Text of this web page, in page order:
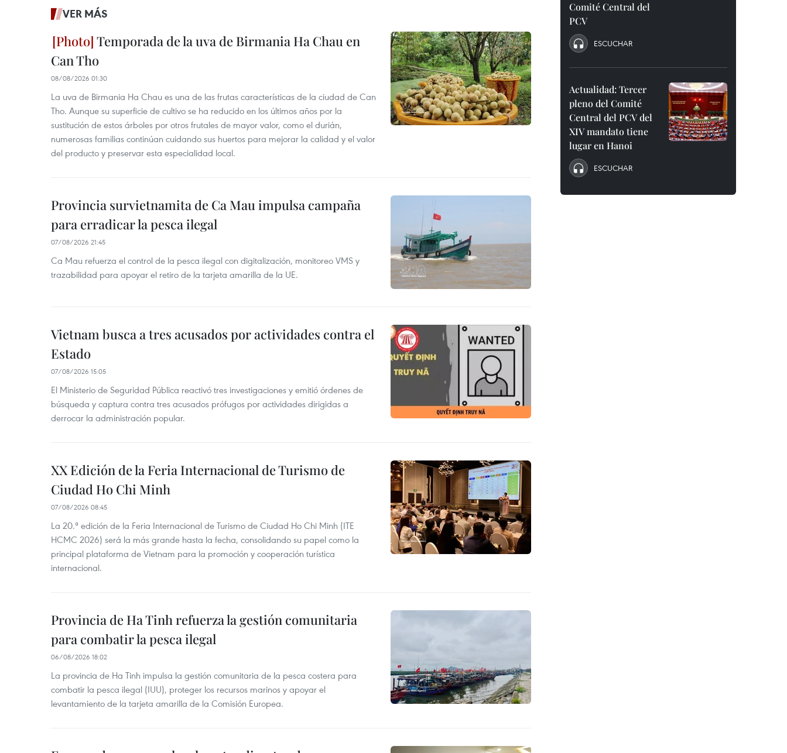
VER MÁS
Temporada de la uva de Birmania Ha Chau en
Can Tho
08/08/2026 01:30
La uva de Birmania Ha Chau es una de las frutas características de la ciudad de Can
Tho. Aunque su superficie de cultivo se ha reducido en los últimos años por la
sustitución de estos árboles por otros frutales de mayor valor, como el durián,
numerosas familias continúan cuidando sus huertos para mejorar la calidad y el valor
del producto y preservar esta especialidad local.
Provincia survietnamita de Ca Mau impulsa campaña
para erradicar la pesca ilegal
07/08/2026 21:45
Ca Mau refuerza el control de la pesca ilegal con digitalización, monitoreo VMS y
trazabilidad para apoyar el retiro de la tarjeta amarilla de la UE.
Vietnam busca a tres acusados por actividades contra el
Estado
07/08/2026 15:05
El Ministerio de Seguridad Pública reactivó tres investigaciones y emitió órdenes de
búsqueda y captura contra tres acusados prófugos por actividades dirigidas a
derrocar la administración popular.
XX Edición de la Feria Internacional de Turismo de
Ciudad Ho Chi Minh
07/08/2026 08:45
La 20.ª edición de la Feria Internacional de Turismo de Ciudad Ho Chi Minh (ITE
HCMC 2026) será la más grande hasta la fecha, consolidando su papel como la
principal plataforma de Vietnam para la promoción y cooperación turística
internacional.
Provincia de Ha Tinh refuerza la gestión comunitaria
para combatir la pesca ilegal
06/08/2026 18:02
La provincia de Ha Tinh impulsa la gestión comunitaria de la pesca costera para
combatir la pesca ilegal (IUU), proteger los recursos marinos y apoyar el
levantamiento de la tarjeta amarilla de la Comisión Europea.
Comité Central del
PCV
ESCUCHAR
Actualidad: Tercer
pleno del Comité
Central del PCV del
XIV mandato tiene
lugar en Hanoi
ESCUCHAR